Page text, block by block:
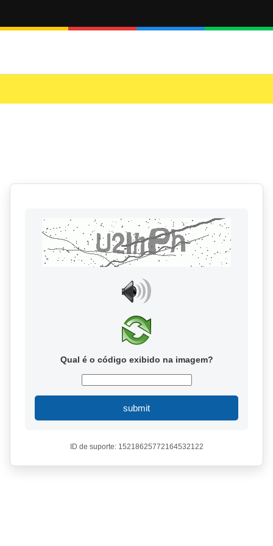
Qual é o código exibido na imagem?
submit
ID de suporte: 15218625772164532122